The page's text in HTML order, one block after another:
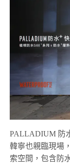
PALLADIUM 防
韓寧也親臨現場
索空間，包含防